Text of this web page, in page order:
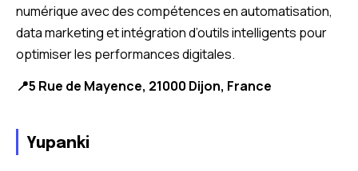
numérique avec des compétences en automatisation,
data marketing et intégration d’outils intelligents pour
optimiser les performances digitales.
📍5 Rue de Mayence, 21000 Dijon, France
Yupanki